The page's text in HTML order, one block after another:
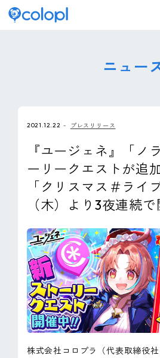
IR情報
採用情報
サステナビリティ
ピンマーク
EN
ニュー
2021.12.22 プレスリリース
『ユージェネ』「ノ
ーリークエストが追
「クリスマス＃ライ
（木）より3夜連続で
株式会社コロプラ（代表取締役